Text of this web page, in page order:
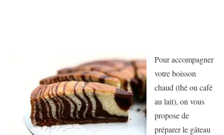
Pour accompagner
votre boisson
chaud (thé ou café
au lait), on vous
propose de
préparer le gâteau